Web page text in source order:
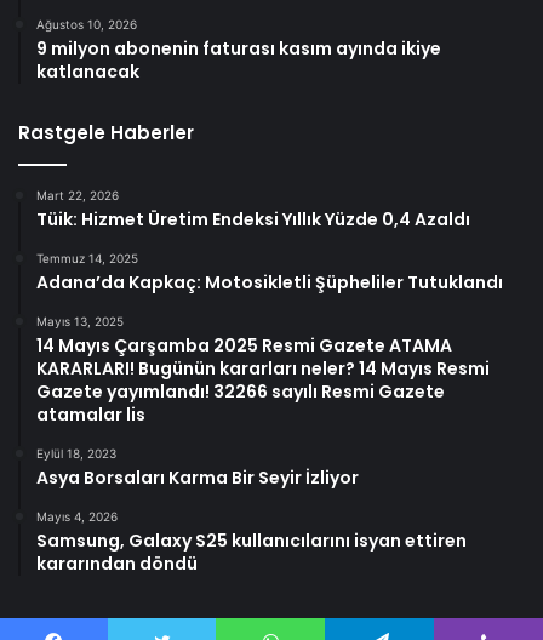
Ağustos 10, 2026
9 milyon abonenin faturası kasım ayında ikiye
katlanacak
Rastgele Haberler
Mart 22, 2026
Tüik: Hizmet Üretim Endeksi Yıllık Yüzde 0,4 Azaldı
Temmuz 14, 2025
Adana’da Kapkaç: Motosikletli Şüpheliler Tutuklandı
Mayıs 13, 2025
14 Mayıs Çarşamba 2025 Resmi Gazete ATAMA
KARARLARI! Bugünün kararları neler? 14 Mayıs Resmi
Gazete yayımlandı! 32266 sayılı Resmi Gazete
atamalar lis
Eylül 18, 2023
Asya Borsaları Karma Bir Seyir İzliyor
Mayıs 4, 2026
Samsung, Galaxy S25 kullanıcılarını isyan ettiren
kararından döndü